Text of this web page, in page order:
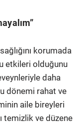
korumada
etkileri olduğunu
daha
dönemi rahat ve
aile bireyleri
temizlik ve düzene